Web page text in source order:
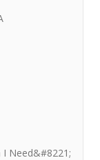
I Need&#8221;